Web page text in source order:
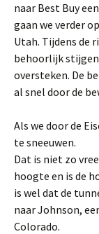
naar Best Buy
gaan we verder
Utah. Tijdens de
behoorlijk stijgen
oversteken. De
al snel door de
Als we door de
te sneeuwen.
Dat is niet zo
hoogte en is de
is wel dat de
naar Johnson,
Colorado.